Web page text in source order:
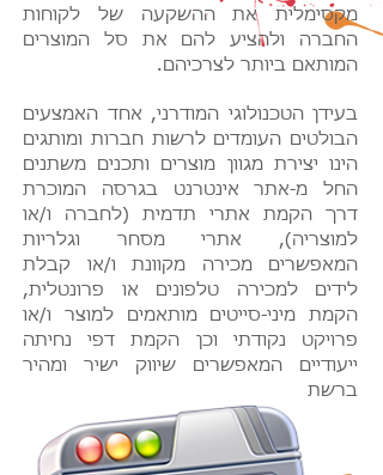
מקסימלית את ההשקעה של לקוחות
החברה ולהציע להם את סל המוצרים
המותאם ביותר לצרכיהם.
בעידן הטכנולוגי המודרני, אחד האמצעים
הבולטים העומדים לרשות חברות ומותגים
הינו יצירת מגוון מוצרים ותכנים משתנים
החל מ-אתר אינטרנט בגרסה המוכרת
דרך הקמת אתרי תדמית (לחברה ו/או
למוצריה), אתרי מסחר וגלריות
המאפשרים מכירה מקוונת ו/או קבלת
לידים למכירה טלפונים או פרונטלית,
הקמת מיני-סייטים מותאמים למוצר ו/או
פרויקט נקודתי וכן הקמת דפי נחיתה
ייעודיים המאפשרים שיווק ישיר ומהיר
ברשת